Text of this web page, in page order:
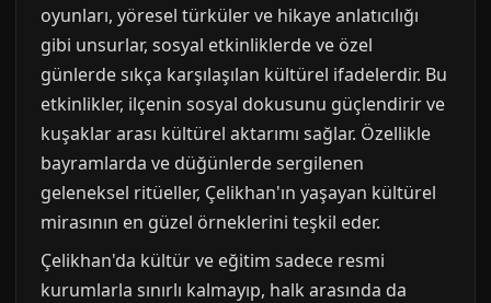
oyunları, yöresel türküler ve hikaye anlatıcılığı
gibi unsurlar, sosyal etkinliklerde ve özel
günlerde sıkça karşılaşılan kültürel ifadelerdir. Bu
etkinlikler, ilçenin sosyal dokusunu güçlendirir ve
kuşaklar arası kültürel aktarımı sağlar. Özellikle
bayramlarda ve düğünlerde sergilenen
geleneksel ritüeller, Çelikhan'ın yaşayan kültürel
mirasının en güzel örneklerini teşkil eder.
Çelikhan'da kültür ve eğitim sadece resmi
kurumlarla sınırlı kalmayıp, halk arasında da